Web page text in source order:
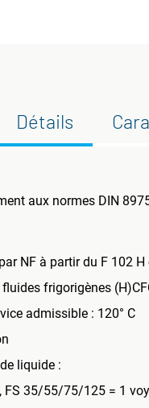
Détails
aux normes DIN
NF à partir du F 102 H
frigorigènes
admissible : 120° C
liquide :
FS 35/55/75/125 = 1